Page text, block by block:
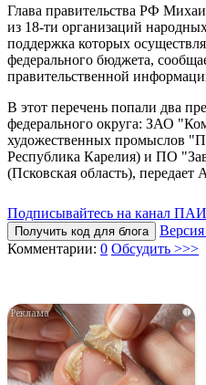
Глава правительства РФ
из 18-ти организаций
поддержка которых
федерального бюджета,
правительственной
В этот перечень попали два
федерального округа: ЗАО
художественных промыслов
Республика Карелия) и ПО
(Псковская область), передает
Подписывайтесь на канал
Получить код для блога
Версия
Комментарии: 0 Обсудить >>>
i